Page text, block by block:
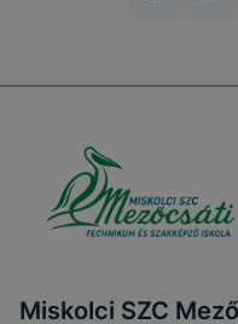
Miskolci SZC